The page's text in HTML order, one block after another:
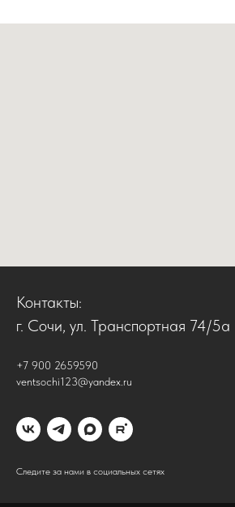
Контакты:
г. Сочи, ул. Транспортная 74/5а
+7 900 2659590
ventsochi123@yandex.ru
Следите за нами в социальных сетях